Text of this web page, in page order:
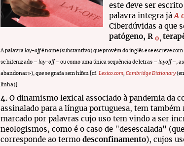
este deve ser
palavra integra jáA
Ciberdúvidas a que
patógeno, R 0,
A palavra lay-offé nome (substantivo) que provém do inglês e se escreve
se hifenizado – lay-off– ou como uma única sequência de letras – layoff–,
abandonar»), que se grafa sem hífen [cf. Lexico.com, Cambridge Dictionary
linha)].
4. O dinamismo lexical associado à pandemia da
assinalado para a língua portuguesa, tem também
marcado por palavras cujo uso tem vindo a ser
neologismos, como é o caso de "desescalada"
corresponde ao termo desconfinamento), cujos